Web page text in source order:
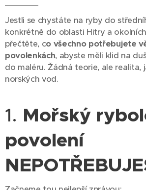
Jestli se chystáte na ryby do
konkrétně do oblasti Hitry a
přečtěte, co všechno potřebujete
povolenkách, abyste měli klid na
do maléru. Žádná teorie, ale realita,
norských vod.
1. Mořský
povolení